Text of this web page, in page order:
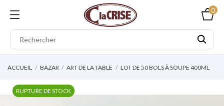
0
ACCUEIL BAZAR ART DE LA TABLE LOT DE 50 BOLS À SOUPE 400ML
RUPTURE DE STOCK